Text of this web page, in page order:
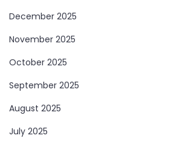
December 2025
November 2025
October 2025
September 2025
August 2025
July 2025